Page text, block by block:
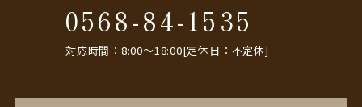
0568-84-1535
対応時間：8:00〜18:00[定休日：不定休]